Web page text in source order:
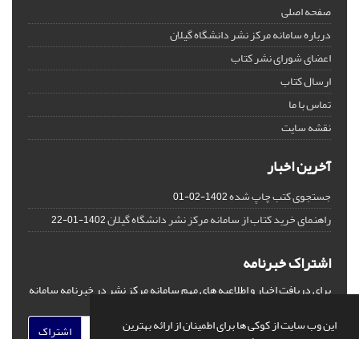
این وب سایت از کوکی ها برای اطمینان از ارائه بهترین
صفحه اصلی
درباره سامانه مرکز نشر دانشگاه گیلان
اعضای شورای نشر کتاب
ارسال کتاب
تماس با ما
نقشه سایت
آخرین اخبار
جستجوی کتب چاپ شده1402-02-01
راهنمای خرید کتاب از سامانه مرکز نشر دانشگاه گیلان1402-01-22
اشتراک خبرنامه
برای دریافت اخبار و اطلاعیه های مهم سامانه مرکز نشر در خبرنامه سامانه
اشتراک